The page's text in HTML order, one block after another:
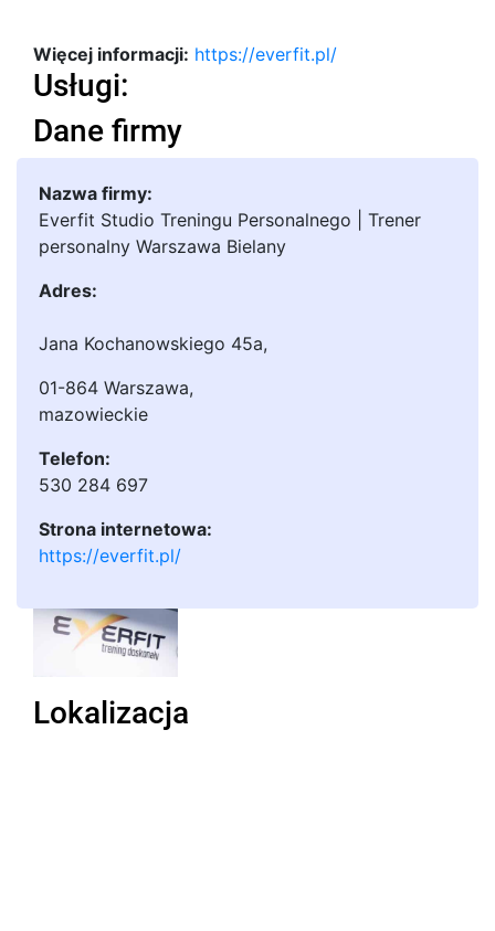
Więcej informacji: https://everfit.pl/
Usługi:
Dane firmy
Nazwa firmy:
Everfit Studio Treningu Personalnego | Trener
personalny Warszawa Bielany
Adres:
Jana Kochanowskiego 45a,
01-864 Warszawa,
mazowieckie
Telefon:
530 284 697
Strona internetowa:
https://everfit.pl/
Lokalizacja